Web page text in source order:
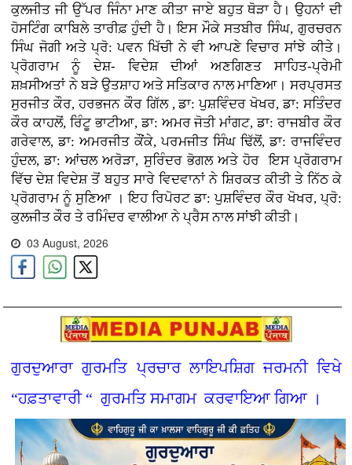
ਕੁਲਜੀਤ ਜੀ ਉੱਪਰ ਜਿੰਨਾ ਮਾਣ ਕੀਤਾ ਜਾਏ ਬਹੁਤ ਥੋੜਾ ਹੈ। ਉਹਨਾਂ ਦੀ
ਹੋਸਟਿੰਗ ਕਾਬਿਲੇ ਤਾਰੀਫ਼ ਹੁੰਦੀ ਹੈ। ਇਸ ਮੌਕੇ ਸਤਬੀਰ ਸਿੰਘ, ਗੁਰਚਰਨ
ਸਿੰਘ ਜੋਗੀ ਅਤੇ ਪ੍ਰੋ: ਪਵਨ ਖਿੱਚੀ ਨੇ ਵੀ ਆਪਣੇ ਵਿਚਾਰ ਸਾਂਝੇ ਕੀਤੇ।
ਪ੍ਰੋਗਰਾਮ ਨੂੰ ਦੇਸ਼- ਵਿਦੇਸ਼ ਦੀਆਂ ਅਣਗਿਣਤ ਸਾਹਿਤ-ਪ੍ਰੇਮੀ
ਸ਼ਖ਼ਸੀਅਤਾਂ ਨੇ ਬੜੇ ਉਤਸ਼ਾਹ ਅਤੇ ਸਤਿਕਾਰ ਨਾਲ ਮਾਣਿਆ। ਸਰਪ੍ਰਸਤ
ਸੁਰਜੀਤ ਕੌਰ, ਹਰਭਜਨ ਕੌਰ ਗਿੱਲ , ਡਾ: ਪੁਸ਼ਵਿੰਦਰ ਖੋਖਰ, ਡਾ: ਸਤਿੰਦਰ
ਕੌਰ ਕਾਹਲੋਂ, ਰਿੰਟੂ ਭਾਟੀਆ, ਡਾ: ਅਮਰ ਜੋਤੀ ਮਾਂਗਟ, ਡਾ: ਰਾਜਬੀਰ ਕੌਰ
ਗਰੇਵਾਲ, ਡਾ: ਅਮਰਜੀਤ ਕੌਂਕੇ, ਪਰਮਜੀਤ ਸਿੰਘ ਢਿੱਲੋਂ, ਡਾ: ਰਾਜਵਿੰਦਰ
ਹੁੰਦਲ, ਡਾ: ਆਂਚਲ ਅਰੋੜਾ, ਸੁਰਿੰਦਰ ਭੋਗਲ ਅਤੇ ਹੋਰ ਇਸ ਪ੍ਰੋਗਰਾਮ
ਵਿੱਚ ਦੇਸ਼ ਵਿਦੇਸ਼ ਤੋਂ ਬਹੁਤ ਸਾਰੇ ਵਿਦਵਾਨਾਂ ਨੇ ਸ਼ਿਰਕਤ ਕੀਤੀ ਤੇ ਨਿੱਠ ਕੇ
ਪ੍ਰੋਗਰਾਮ ਨੂੰ ਸੁਣਿਆ । ਇਹ ਰਿਪੋਰਟ ਡਾ: ਪੁਸ਼ਵਿੰਦਰ ਕੌਰ ਖੋਖਰ, ਪ੍ਰੋ:
ਕੁਲਜੀਤ ਕੌਰ ਤੇ ਰਮਿੰਦਰ ਵਾਲੀਆ ਨੇ ਪ੍ਰੈਸ ਨਾਲ ਸਾਂਝੀ ਕੀਤੀ।
03 August, 2026
ਗੁਰਦੁਆਰਾ ਗੁਰਮਤਿ ਪ੍ਰਚਾਰ ਲਾਇਪਸ਼ਿਗ ਜਰਮਨੀ ਵਿਖੇ
“ਹਫ਼ਤਾਵਾਰੀ “ ਗੁਰਮਤਿ ਸਮਾਗਮ ਕਰਵਾਇਆ ਗਿਆ ।